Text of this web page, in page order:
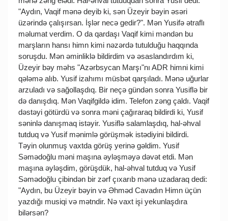
"Aydın, Vaqif mənə deyib ki, sən Üzeyir bəyin əsəri
üzərində çalışırsan. İşlər necə gedir?". Mən Yusifə ətraflı
məlumat verdim. O da qardaşı Vaqif kimi məndən bu
marşların hansı himn kimi nəzərdə tutulduğu haqqında
soruşdu. Mən əminliklə bildirdim və əsaslandırdım ki,
Üzeyir bəy məhs "Azərbsycan Marşı"nı ADR himni kimi
qələmə alıb. Yusif izahımı müsbət qarşıladı. Mənə uğurlar
arzuladı və sağollaşdıq. Bir neçə gündən sonra Yusiflə bir
də danışdıq. Mən Vaqifgildə idim. Telefon zəng çaldı. Vaqif
dəstəyi götürdü və sonra məni çağıraraq bildirdi ki, Yusif
səninlə danışmaq istəyir. Yusiflə salamlaşdıq, hal-əhval
tutduq və Yusif mənimlə görüşmək istədiyini bildirdi.
Təyin olunmuş vaxtda görüş yerinə gəldim. Yusif
Səmədoğlu məni maşına əyləşməyə dəvət etdi. Mən
maşına əyləşdim, görüşdük, hal-əhval tutduq və Yusif
Səmədoğlu çibindən bir zərf çıxarıb mənə uzadaraq dedi:
"Aydın, bu Üzeyir bəyin və Əhməd Cavadın Himn üçün
yazdığı musiqi və mətndir. Nə vaxt işi yekunlaşdıra
bilərsən?